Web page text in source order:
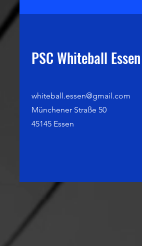
PSC Whiteball Essen
whiteball.essen@gmail.com
Münchener Straße 50
45145 Essen